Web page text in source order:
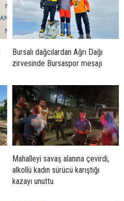
Bursalı dağcılardan Ağrı Dağı
zirvesinde Bursaspor mesajı
Mahalleyi savaş alanına çevirdi,
alkollü kadın sürücü karıştığı
kazayı unuttu